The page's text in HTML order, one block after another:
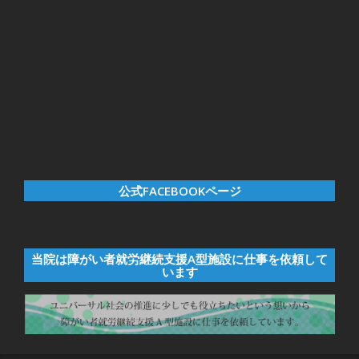
公式FACEBOOKページ
当院は障がい者就労継続支援A型施設に仕事を依頼して
います